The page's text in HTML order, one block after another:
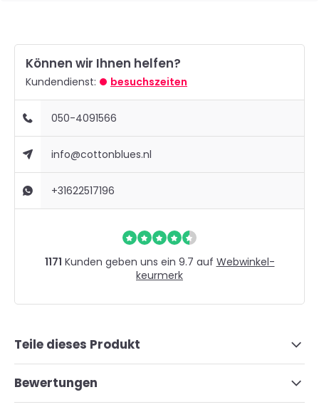
Können wir Ihnen helfen?
Kundendienst: besuchszeiten
050-4091566
info@cottonblues.nl
+31622517196
1171 Kunden geben uns ein 9.7 auf Webwinkel-
keurmerk
Teile dieses Produkt
Bewertungen